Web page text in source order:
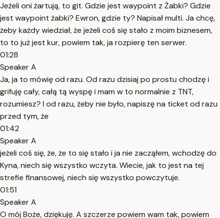
Jeżeli oni żartują, to git. Gdzie jest waypoint z Żabki? Gdzie
jest waypoint żabki? Ewron, gdzie ty? Napisał multi. Ja chcę,
żeby każdy wiedział, że jeżeli coś się stało z moim biznesem,
to to już jest kur, powiem tak, ja rozpierę ten serwer.
01:28
Speaker A
Ja, ja to mówię od razu. Od razu dzisiaj po prostu chodzę i
grifuję cały, całą tą wyspę i mam w to normalnie z TNT,
rozumiesz? I od razu, żeby nie było, napiszę na ticket od razu
przed tym, że
01:42
Speaker A
jeżeli coś się, że, że to się stało i ja nie zacząłem, wchodzę do
Kyna, niech się wszystko wczyta. Wiecie, jak to jest na tej
strefie finansowej, niech się wszystko powczytuje.
01:51
Speaker A
O mój Boże, dziękuję. A szczerze powiem wam tak, powiem